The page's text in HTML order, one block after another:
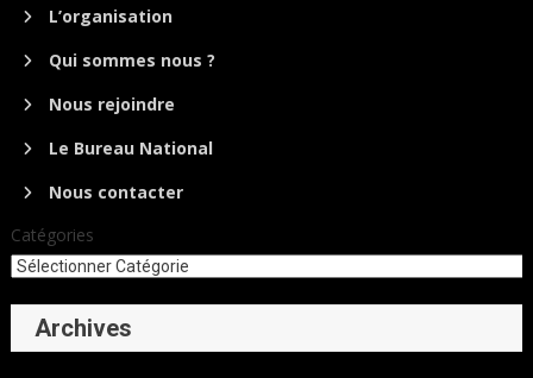
L’organisation
Qui sommes nous ?
Nous rejoindre
Le Bureau National
Nous contacter
Catégories
Archives